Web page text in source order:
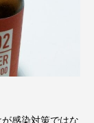
感染対策ではな